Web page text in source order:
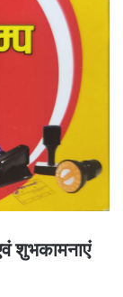
शुभकामनाएं